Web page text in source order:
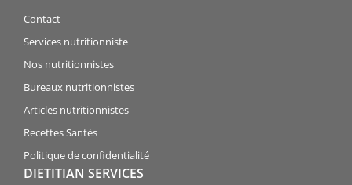
Contact
Services nutritionniste
Nos nutritionnistes
Bureaux nutritionnistes
Articles nutritionnistes
Recettes Santés
Politique de confidentialité
DIETITIAN SERVICES